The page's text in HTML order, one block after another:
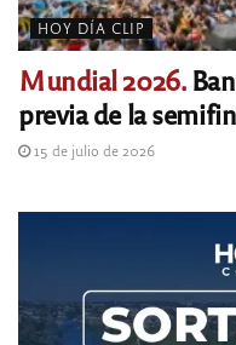
HOY DÍA CLIP
Mundial 2026.
previa de la
15 de julio de 2026